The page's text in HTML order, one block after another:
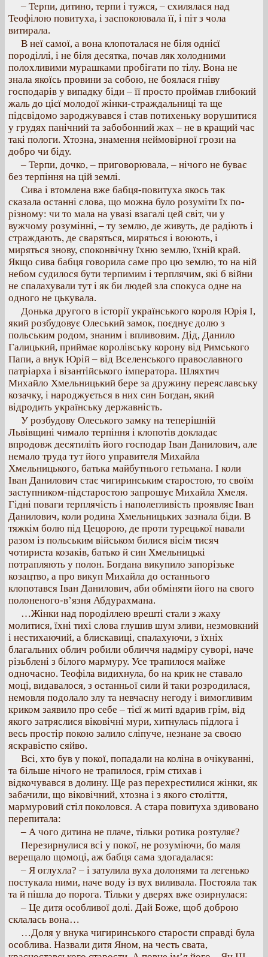
– Терпи, дитино, терпи і тужся, – схилялася над
Теофілою повитуха, і заспокоювала її, і піт з чола
витирала.
В неї самої, а вона клопоталася не біля однієї
породіллі, і не біля десятка, почав ляк холодними
полохливими мурашками пробігати по тілу. Вона не
знала якоїсь провини за собою, не боялася гніву
господарів у випадку біди – її просто проймав глибокий
жаль до цієї молодої жінки-страждальниці та ще
підсвідомо зароджувався і став потихеньку ворушитися
у грудях панічний та забобонний жах – не в кращий час
такі пологи. Хтозна, знамення неймовірної грози на
добро чи біду.
– Терпи, дочко, – приговорювала, – нічого не буває
без терпіння на цій землі.
Сива і втомлена вже бабця-повитуха якось так
сказала останні слова, що можна було розуміти їх по-
різному: чи то мала на увазі взагалі цей світ, чи у
вужчому розумінні, – ту землю, де живуть, де радіють і
страждають, де сваряться, миряться і воюють, і
миряться знову, споконвічну їхню землю, їхній край.
Якщо сива бабця говорила саме про цю землю, то на ній
небом судилося бути терпимим і терплячим, які б війни
не спалахували тут і як би людей зла спокуса одне на
одного не цькувала.
Донька другого в історії українського короля Юрія І,
який розбудовує Олеський замок, поєднує долю з
польським родом, знаним і впливовим. Дід, Данило
Галицький, приймає королівську корону від Римського
Папи, а внук Юрій – від Вселенського православного
патріарха і візантійського імператора. Шляхтич
Михайло Хмельницький бере за дружину переяславську
козачку, і народжується в них син Богдан, який
відродить українську державність.
У розбудову Олеського замку на теперішній
Львівщині чимало терпіння і клопотів докладає
впродовж десятиліть його господар Іван Данилович, але
немало труда тут його управителя Михайла
Хмельницького, батька майбутнього гетьмана. І коли
Іван Данилович стає чигиринським старостою, то своїм
заступником-підстаростою запрошує Михайла Хмеля.
Гідні поваги терплячість і наполегливість проявляє Іван
Данилович, коли родина Хмельницьких зазнала біди. В
тяжкім болю під Цецорою, де проти турецької навали
разом із польським військом билися вісім тисяч
чотириста козаків, батько й син Хмельницькі
потрапляють у полон. Богдана викупило запорізьке
козацтво, а про викуп Михайла до останнього
клопотався Іван Данилович, аби обміняти його на свого
полоненого-в’язня Абдурахмана.
…Жінки над породіллею врешті стали з жаху
молитися, їхні тихі слова глушив шум зливи, незмовкний
і нестихаючий, а блискавиці, спалахуючи, з їхніх
благальних облич робили обличчя надміру суворі, наче
різьблені з білого мармуру. Усе трапилося майже
одночасно. Теофіла видихнула, бо на крик не ставало
моці, видавалося, з останньої сили й таки розродилася,
немовля подолало злу та невчасну негоду і вимогливим
криком заявило про себе – тієї ж миті вдарив грім, від
якого затряслися віковічні мури, хитнулась підлога і
весь простір покою залило сліпуче, незнане за своєю
яскравістю сяйво.
Всі, хто був у покої, попадали на коліна в очікуванні,
та більше нічого не трапилося, грім стихав і
відкочувався в долину. Ще раз перехрестилися жінки, як
забачили, що віковічний, хтозна і з якого століття,
мармуровий стіл поколовся. А стара повитуха здивовано
перепитала:
– А чого дитина не плаче, тільки ротика розтуляє?
Перезирнулися всі у покої, не розуміючи, бо маля
верещало щомоці, аж бабця сама здогадалася:
– Я оглухла? – і затулила вуха долонями та легенько
постукала ними, наче воду із вух виливала. Постояла так
та й пішла до порога. Тільки у дверях вже озирнулася:
– Це дитя особливої долі. Дай Боже, щоб доброю
склалась вона…
…Доля у внука чигиринського старости справді була
особлива. Назвали дитя Яном, на честь свата,